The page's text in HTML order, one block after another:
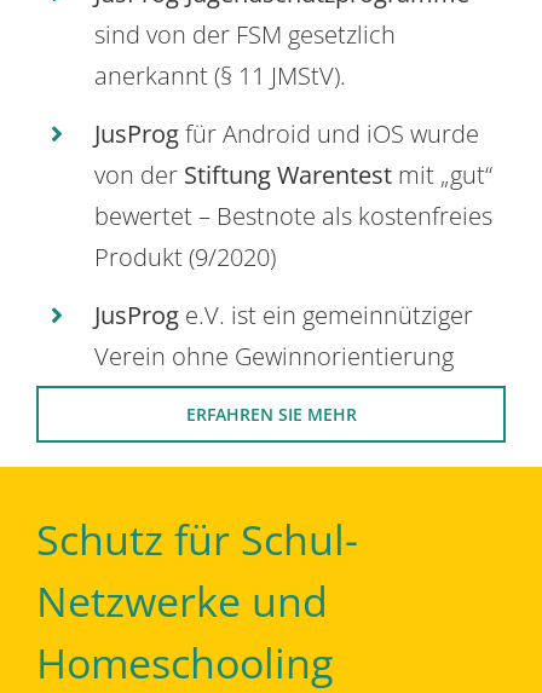
sind von der FSM gesetzlich
anerkannt (§ 11 JMStV).
JusProgfür Android und iOS wurde
von der Stiftung Warentest mit „gut“
bewertet – Bestnote als kostenfreies
Produkt (9/2020)
JusProg e.V. ist ein gemeinnütziger
Verein ohne Gewinnorientierung
ERFAHREN SIE MEHR
Schutz für Schul-
Netzwerke und
Homeschooling